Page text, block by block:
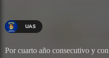
UAS
Por cuarto año consecutivo y